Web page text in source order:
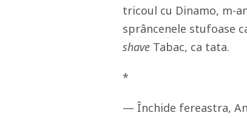
tricoul cu Dinamo, m-
sprâncenele stufoase
shave Tabac, ca tata.
*
— Închide fereastra,